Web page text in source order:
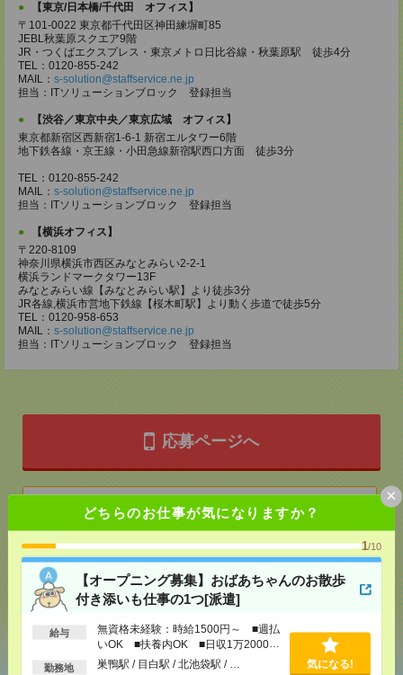
どちらのお仕事が気になりますか？
1/10
【オープニング募集】おばあちゃんのお散歩
付き添いも仕事の1つ[派遣]
給与
無資格未経験：時給1500円～ ■週払
いOK ■扶養内OK ■日収1万2000円
以上
勤務地 巣鴨駅 / 目白駅 / 北池袋駅 / … 気になる!
×
【東京/日本橋/千代田 オフィス】
〒101-0022 東京都千代田区神田練塀町85
JEBL秋葉原スクエア9階
JR・つくばエクスプレス・東京メトロ日比谷線・秋葉原駅 徒歩4分
TEL：0120-855-242
MAIL： s-solution@staffservice.ne.jp
担当：ITソリューションブロック 登録担当
【渋谷／東京中央／東京広域 オフィス】
東京都新宿区西新宿1-6-1 新宿エルタワー6階
地下鉄各線・京王線・小田急線新宿駅西口方面 徒歩3分
TEL：0120-855-242
MAIL： s-solution@staffservice.ne.jp
担当：ITソリューションブロック 登録担当
【横浜オフィス】
〒220-8109
神奈川県横浜市西区みなとみらい2-2-1
横浜ランドマークタワー13F
みなとみらい線【みなとみらい駅】より徒歩3分
JR各線,横浜市営地下鉄線【桜木町駅】より動く歩道で徒歩5分
TEL：0120-958-653
MAIL： s-solution@staffservice.ne.jp
担当：ITソリューションブロック 登録担当
応募ページへ
気になる！
メールで送る LINEで送る
シェア ツイート